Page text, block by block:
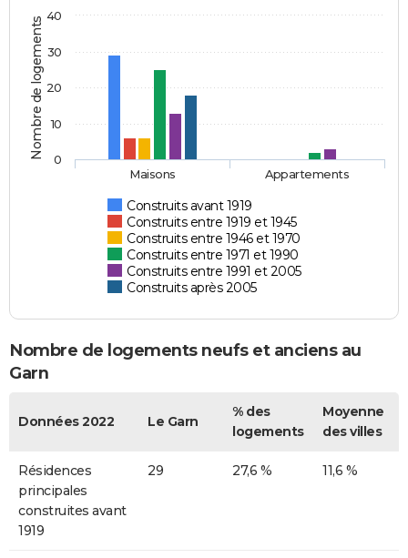
Nombre de logements
Construits avant 1919
Construits entre 1919 et 1945
Construits entre 1946 et 1970
Construits entre 1971 et 1990
Construits entre 1991 et 2005
Construits après 2005
Maisons Appartements
0
10
20
30
40
Nombre de logements neufs et anciens au
Garn
Données 2022 Le Garn
% des
logements
Moyenne
des villes
Résidences
principales
construites avant
1919
29 27,6 % 11,6 %